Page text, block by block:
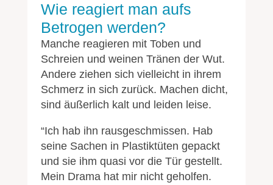
Wie reagiert man aufs
Betrogen werden?
Manche reagieren mit Toben und
Schreien und weinen Tränen der Wut.
Andere ziehen sich vielleicht in ihrem
Schmerz in sich zurück. Machen dicht,
sind äußerlich kalt und leiden leise.
“Ich hab ihn rausgeschmissen. Hab
seine Sachen in Plastiktüten gepackt
und sie ihm quasi vor die Tür gestellt.
Mein Drama hat mir nicht geholfen.